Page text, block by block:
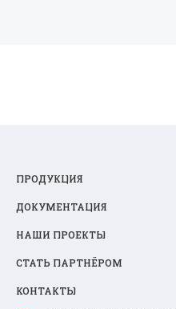
ПРОДУКЦИЯ
ДОКУМЕНТАЦИЯ
НАШИ ПРОЕКТЫ
СТАТЬ ПАРТНЁРОМ
КОНТАКТЫ